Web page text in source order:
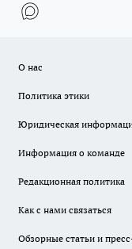
О нас
Политика этики
Юридическая
Информация о команде
Редакционная политика
Как с нами связаться
Обзорные статьи и